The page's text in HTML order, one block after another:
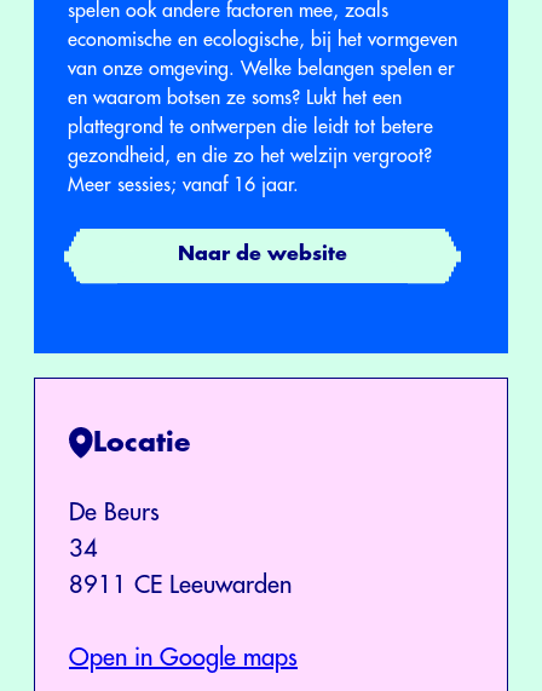
spelen ook andere factoren mee, zoals
economische en ecologische, bij het vormgeven
van onze omgeving. Welke belangen spelen er
en waarom botsen ze soms? Lukt het een
plattegrond te ontwerpen die leidt tot betere
gezondheid, en die zo het welzijn vergroot?
Meer sessies; vanaf 16 jaar.
Naar de website
Locatie
De Beurs
34
8911 CE Leeuwarden
Open in Google maps